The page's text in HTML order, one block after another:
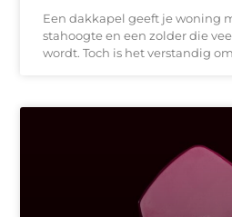
Een dakkapel geeft je woning
stahoogte en een zolder die
wordt. Toch is het verstandig